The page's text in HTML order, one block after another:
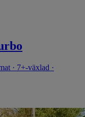
· 7+-växlad ·